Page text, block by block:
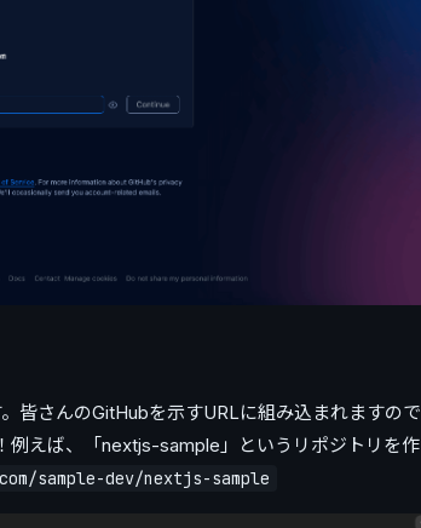
皆さんのGitHubを示すURLに組み込まれますので
例えば、「nextjs-sample」というリポジトリを作
sample-dev/nextjs-sample